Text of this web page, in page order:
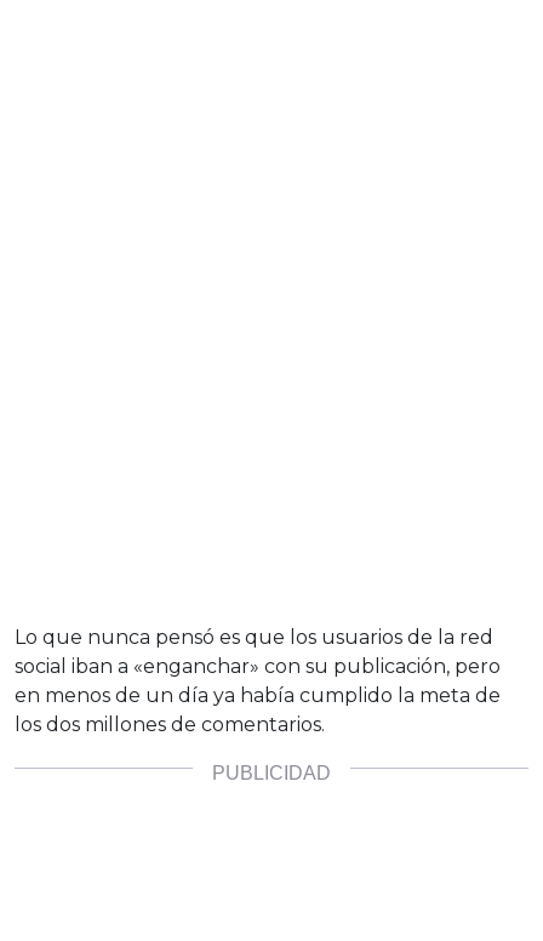
Lo que nunca pensó es que los usuarios de la red
social iban a «enganchar» con su publicación, pero
en menos de un día ya había cumplido la meta de
los dos millones de comentarios.